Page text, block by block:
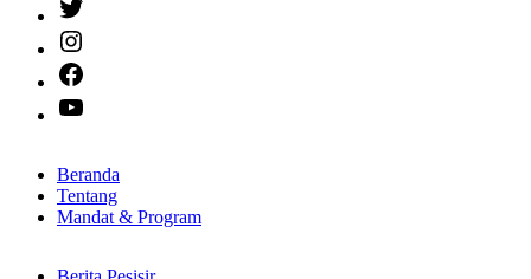
Beranda
Tentang
Mandat & Program